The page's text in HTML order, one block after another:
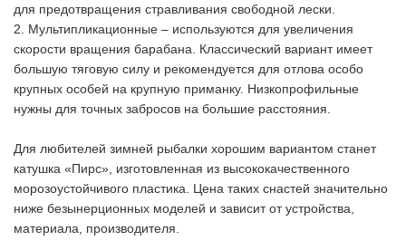
для предотвращения стравливания свободной лески.
2. Мультипликационные – используются для увеличения
скорости вращения барабана. Классический вариант имеет
большую тяговую силу и рекомендуется для отлова особо
крупных особей на крупную приманку. Низкопрофильные
нужны для точных забросов на большие расстояния.
Для любителей зимней рыбалки хорошим вариантом станет
катушка «Пирс», изготовленная из высококачественного
морозоустойчивого пластика. Цена таких снастей значительно
ниже безынерционных моделей и зависит от устройства,
материала, производителя.